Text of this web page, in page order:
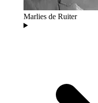
Marlies de Ruiter